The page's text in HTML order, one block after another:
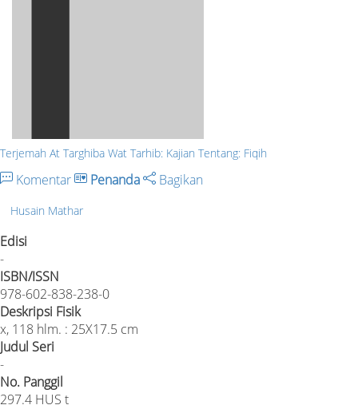
Terjemah At Targhiba Wat Tarhib: Kajian Tentang: Fiqih
Komentar Penanda Bagikan
Husain Mathar
Edisi
-
ISBN/ISSN
978-602-838-238-0
Deskripsi Fisik
x, 118 hlm. : 25X17.5 cm
Judul Seri
-
No. Panggil
297.4 HUS t